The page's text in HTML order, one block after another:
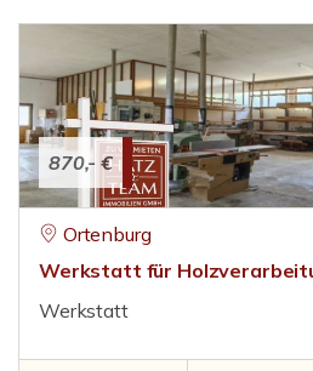
870,- €
Ortenburg
Werkstatt für
Werkstatt